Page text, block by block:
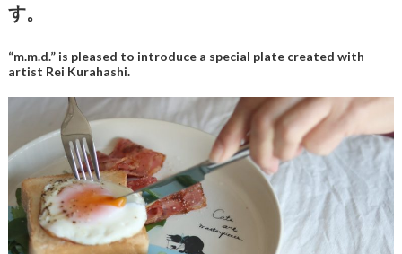
す。
“m.m.d.” is pleased to introduce a special plate created with
artist Rei Kurahashi.